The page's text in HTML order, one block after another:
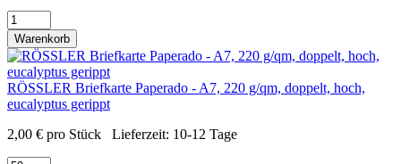
Warenkorb
RÖSSLER Briefkarte Paperado - A7, 220 g/qm, doppelt, hoch,
eucalyptus gerippt
2,00 € pro Stück Lieferzeit: 10-12 Tage